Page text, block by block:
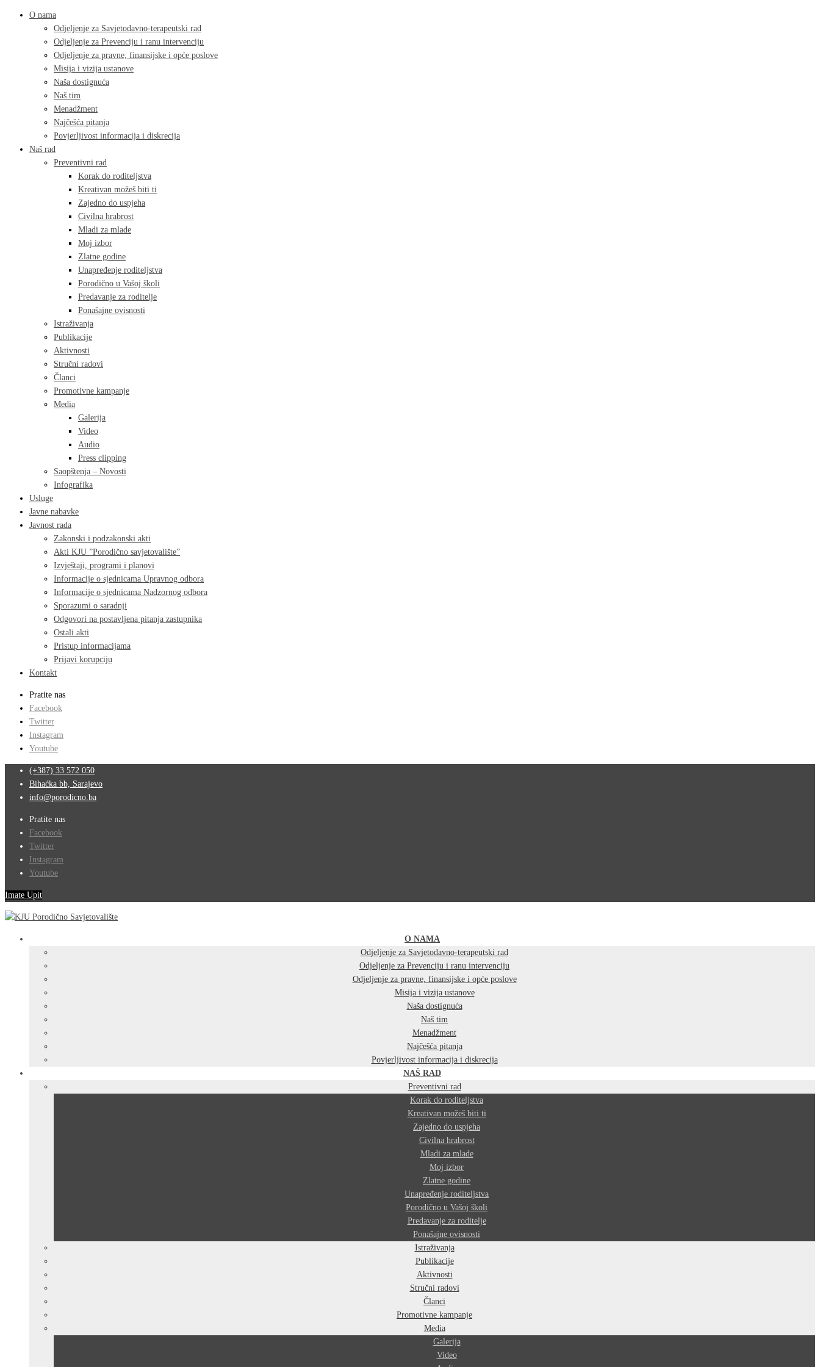
O nama
Odjeljenje za Savjetodavno-terapeutski rad
Odjeljenje za Prevenciju i ranu intervenciju
Odjeljenje za pravne, finansijske i opće poslove
Misija i vizija ustanove
Naša dostignuća
Naš tim
Menadžment
Najčešća pitanja
Povjerljivost informacija i diskrecija
Naš rad
Preventivni rad
Korak do roditeljstva
Kreativan možeš biti ti
Zajedno do uspjeha
Civilna hrabrost
Mladi za mlade
Moj izbor
Zlatne godine
Unapređenje roditeljstva
Porodično u Vašoj školi
Predavanje za roditelje
Ponašajne ovisnosti
Istraživanja
Publikacije
Aktivnosti
Stručni radovi
Članci
Promotivne kampanje
Media
Galerija
Video
Audio
Press clipping
Saopštenja – Novosti
Infografika
Usluge
Javne nabavke
Javnost rada
Zakonski i podzakonski akti
Akti KJU ”Porodično savjetovalište”
Izvještaji, programi i planovi
Informacije o sjednicama Upravnog odbora
Informacije o sjednicama Nadzornog odbora
Sporazumi o saradnji
Odgovori na postavljena pitanja zastupnika
Ostali akti
Pristup informacijama
Prijavi korupciju
Kontakt
Pratite nas
Facebook
Twitter
Instagram
Youtube
(+387) 33 572 050
Bihaćka bb, Sarajevo
info@porodicno.ba
Pratite nas
Facebook
Twitter
Instagram
Youtube
Imate Upit
O NAMA
Odjeljenje za Savjetodavno-terapeutski rad
Odjeljenje za Prevenciju i ranu intervenciju
Odjeljenje za pravne, finansijske i opće poslove
Misija i vizija ustanove
Naša dostignuća
Naš tim
Menadžment
Najčešća pitanja
Povjerljivost informacija i diskrecija
NAŠ RAD
Preventivni rad
Korak do roditeljstva
Kreativan možeš biti ti
Zajedno do uspjeha
Civilna hrabrost
Mladi za mlade
Moj izbor
Zlatne godine
Unapređenje roditeljstva
Porodično u Vašoj školi
Predavanje za roditelje
Ponašajne ovisnosti
Istraživanja
Publikacije
Aktivnosti
Stručni radovi
Članci
Promotivne kampanje
Media
Galerija
Video